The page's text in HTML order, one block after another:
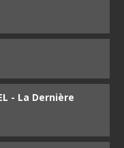
- La Dernière